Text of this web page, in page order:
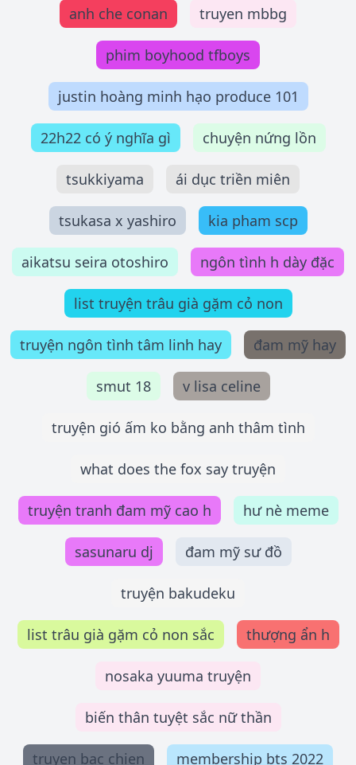
anh che conan truyen mbbg
phim boyhood tfboys
justin hoàng minh hạo produce 101
22h22 có ý nghĩa gì chuyện nứng lồn
tsukkiyama ái dục triền miên
tsukasa x yashiro kia pham scp
aikatsu seira otoshiro ngôn tình h dày đặc
list truyện trâu già gặm cỏ non
truyện ngôn tình tâm linh hay đam mỹ hay
smut 18 v lisa celine
truyện gió ấm ko bằng anh thâm tình
what does the fox say truyện
truyện tranh đam mỹ cao h hư nè meme
sasunaru dj đam mỹ sư đồ
truyện bakudeku
list trâu già gặm cỏ non sắc thượng ẩn h
nosaka yuuma truyện
biến thân tuyệt sắc nữ thần
truyen bac chien membership bts 2022